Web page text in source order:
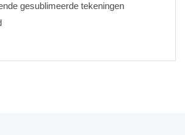
gesublimeerde tekeningen